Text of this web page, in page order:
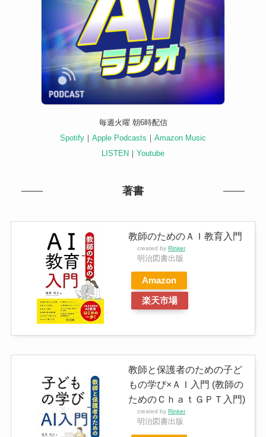
毎週火曜 朝6時配信
Spotify ｜ Apple Podcasts ｜ Amazon Music
LISTEN ｜ Youtube
著書
教師のためのＡＩ教育入門
created by Rinker
明治図書出版
Amazon
楽天市場
教師と保護者のための子ど
もの学び×ＡＩ入門 (教師の
ためのＣｈａｔＧＰＴ入門)
created by Rinker
明治図書出版